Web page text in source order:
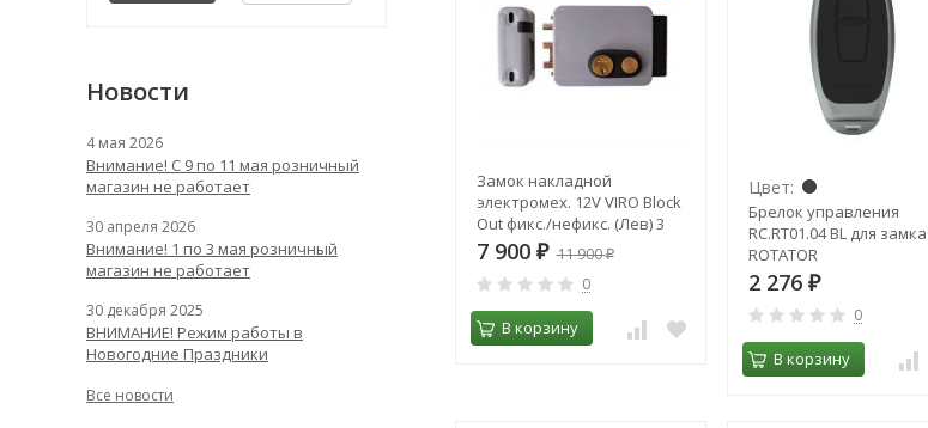
Замок накладной
электромех. 12V VIRO Block
Out фикс./нефикс. (Лев) 3
кл. 8967.712.2
7 900 ₽ 11 900₽
0
В корзину
Цвет:
Брелок управления
RC.RT01.04 BL для замка
ROTATOR
2 276 ₽
0
В корзину
Новости
4 мая 2026
Внимание! С 9 по 11 мая розничный
магазин не работает
30 апреля 2026
Внимание! 1 по 3 мая розничный
магазин не работает
30 декабря 2025
ВНИМАНИЕ! Режим работы в
Новогодние Праздники
Все новости